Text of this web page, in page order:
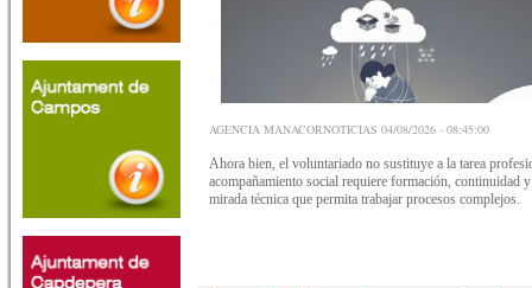
AGENCIA MANACORNOTICIAS 04/08/2026 - 08:45:00
Ahora bien, el voluntariado no sustituye a la tarea
acompañamiento social requiere formación, continuidad
mirada técnica que permita trabajar procesos complejos.